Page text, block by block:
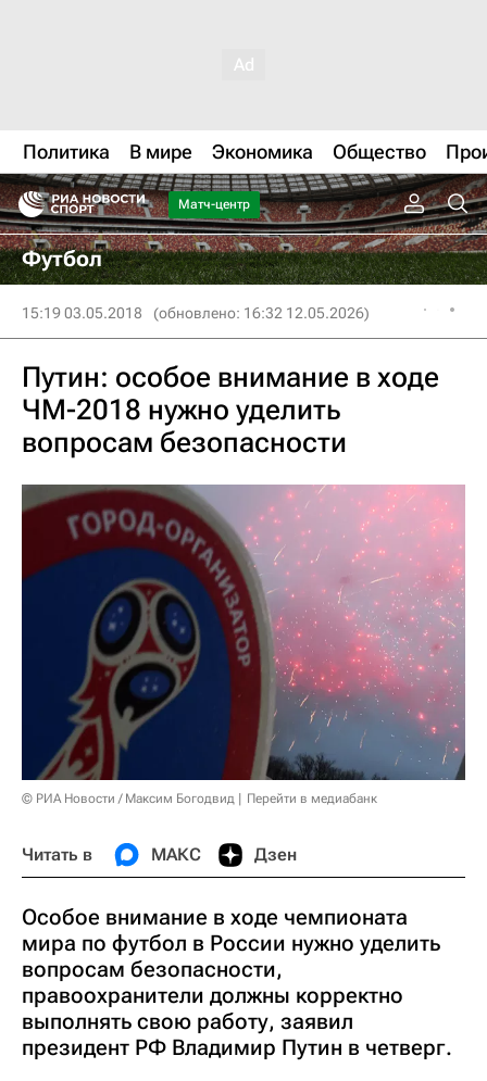
Политика В мире Экономика Общество
Матч-центр
Футбол
15:19 03.05.2018 (обновлено: 16:32 12.05.2026)
Путин: особое внимание в ходе
ЧМ-2018 нужно уделить
вопросам безопасности
© РИА Новости / Максим Богодвид Перейти в медиабанк
Читать в МАКС Дзен
Особое внимание в ходе чемпионата
мира по футбол в России нужно уделить
вопросам безопасности,
правоохранители должны корректно
выполнять свою работу, заявил
президент РФ Владимир Путин в четверг.